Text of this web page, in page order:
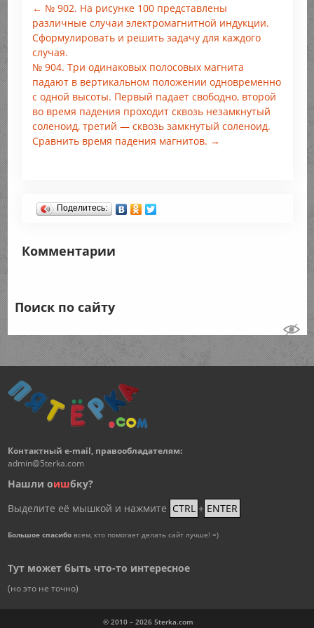
← № 902. На рисунке 100 представлены
различные случаи электромагнитной индукции.
Сформулировать и решить задачу для каждого
случая.
№ 904. Три одинаковых полосовых магнита
падают в вертикальном положении одновременно
с одной высоты. Первый падает свободно, второй
во время падения проходит сквозь незамкнутый
соленоид, третий — сквозь замкнутый соленоид.
Сравнить время падения магнитов. →
Поделитесь:
Комментарии
Поиск по сайту
Контактный e-mail, правообладателям:
admin@5terka.com
Нашли оишбку?
Выделите её мышкой и нажмите CTRL + ENTER
Большое спасибовсем, кто помогает делать сайт лучше! =)
Тут может быть что-то интересное
(но это не точно)
© 2010 – 2026 5terka.com